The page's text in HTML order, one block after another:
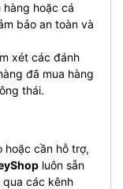
hàng hoặc cá
bảo an toàn và
xét các đánh
đã mua hàng
thái.
hoặc cần hỗ trợ,
luôn sẵn
qua các kênh